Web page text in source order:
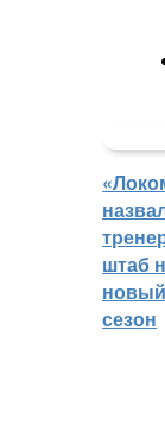
штаб
новый
сезон